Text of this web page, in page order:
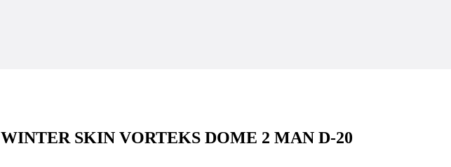
WINTER SKIN VORTEKS DOME 2 MAN D-20